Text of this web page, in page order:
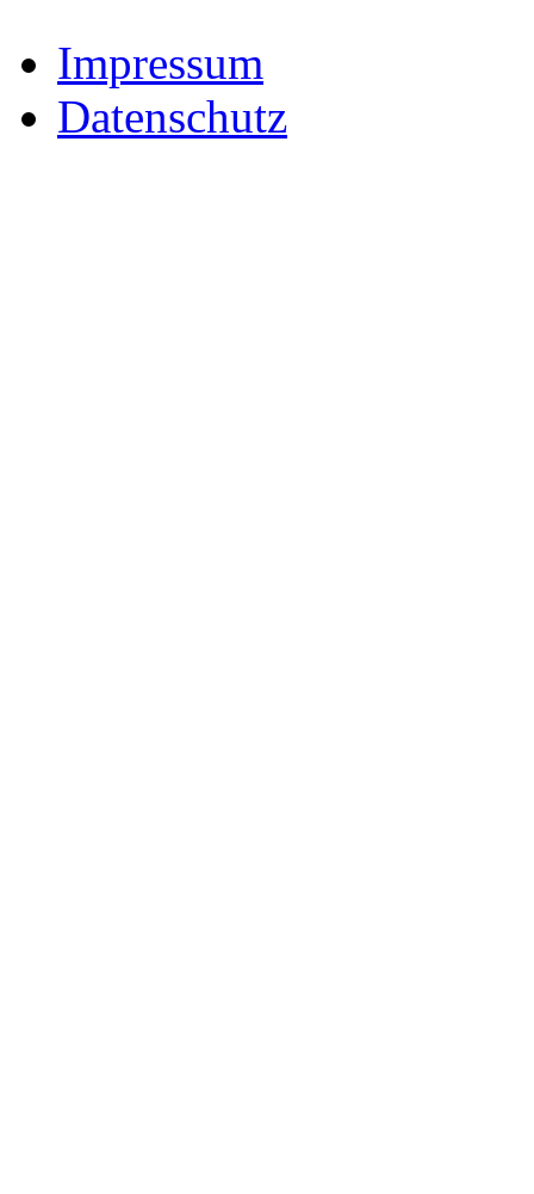
Impressum
Datenschutz